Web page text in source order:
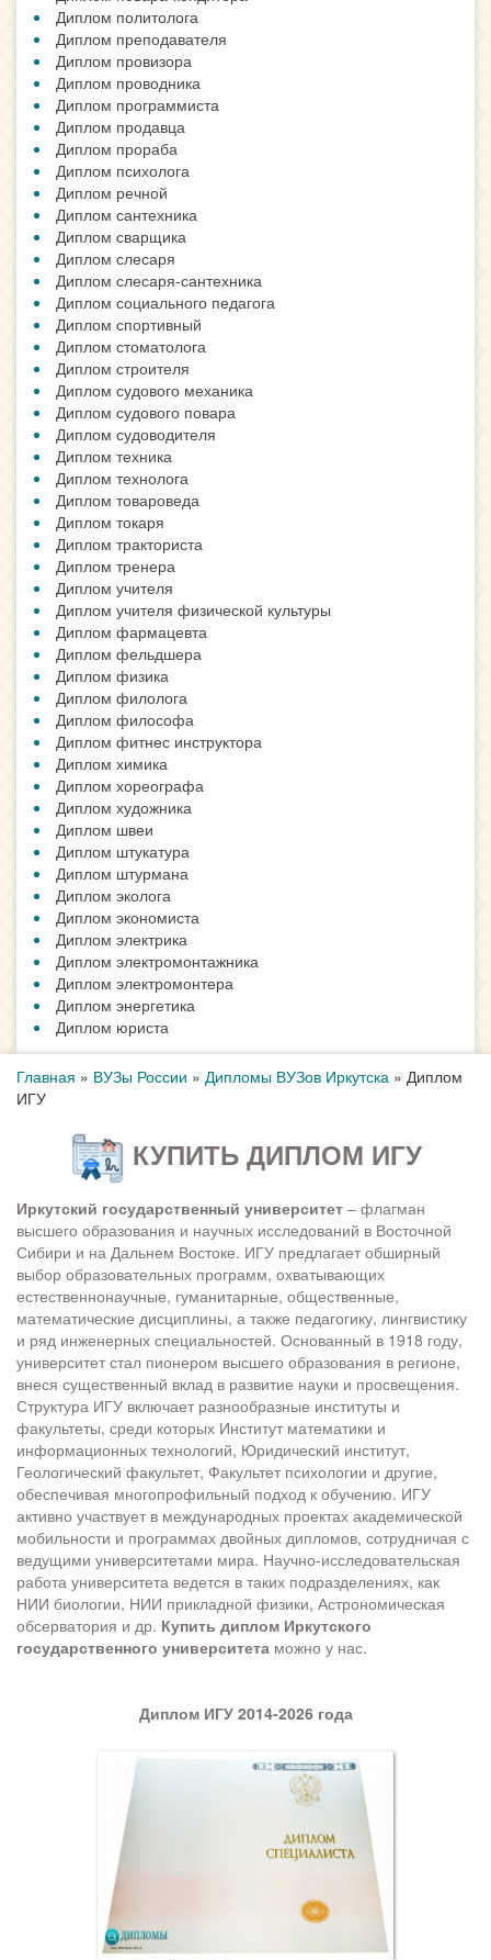
Диплом политолога
Диплом преподавателя
Диплом провизора
Диплом проводника
Диплом программиста
Диплом продавца
Диплом прораба
Диплом психолога
Диплом речной
Диплом сантехника
Диплом сварщика
Диплом слесаря
Диплом слесаря-сантехника
Диплом социального педагога
Диплом спортивный
Диплом стоматолога
Диплом строителя
Диплом судового механика
Диплом судового повара
Диплом судоводителя
Диплом техника
Диплом технолога
Диплом товароведа
Диплом токаря
Диплом тракториста
Диплом тренера
Диплом учителя
Диплом учителя физической культуры
Диплом фармацевта
Диплом фельдшера
Диплом физика
Диплом филолога
Диплом философа
Диплом фитнес инструктора
Диплом химика
Диплом хореографа
Диплом художника
Диплом швеи
Диплом штукатура
Диплом штурмана
Диплом эколога
Диплом экономиста
Диплом электрика
Диплом электромонтажника
Диплом электромонтера
Диплом энергетика
Диплом юриста
Главная » ВУЗы России » Дипломы ВУЗов Иркутска » Диплом
ИГУ
КУПИТЬ ДИПЛОМ ИГУ
Иркутский государственный университет – флагман
высшего образования и научных исследований в Восточной
Сибири и на Дальнем Востоке. ИГУ предлагает обширный
выбор образовательных программ, охватывающих
естественнонаучные, гуманитарные, общественные,
математические дисциплины, а также педагогику, лингвистику
и ряд инженерных специальностей. Основанный в 1918 году,
университет стал пионером высшего образования в регионе,
внеся существенный вклад в развитие науки и просвещения.
Структура ИГУ включает разнообразные институты и
факультеты, среди которых Институт математики и
информационных технологий, Юридический институт,
Геологический факультет, Факультет психологии и другие,
обеспечивая многопрофильный подход к обучению. ИГУ
активно участвует в международных проектах академической
мобильности и программах двойных дипломов, сотрудничая с
ведущими университетами мира. Научно-исследовательская
работа университета ведется в таких подразделениях, как
НИИ биологии, НИИ прикладной физики, Астрономическая
обсерватория и др. Купить диплом Иркутского
государственного университета можно у нас.
Диплом ИГУ 2014-2026 года